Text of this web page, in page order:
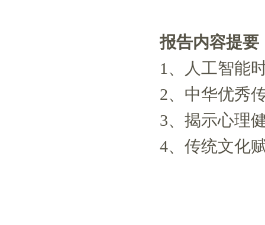
报告内容提要
1 、人工智能
2、中华优秀
3、揭示心理
4、传统文化